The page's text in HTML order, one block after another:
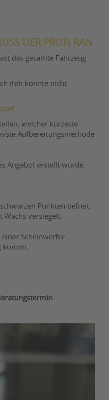
DER PROFI RAN
das gesamte Fahrzeug
ihm konnte nicht
.
welcher kürzeste
Aufbereitungsmethode
Angebot erstellt wurde.
Punkten befreit.
versiegelt.
Scheinwerfer
kommt.